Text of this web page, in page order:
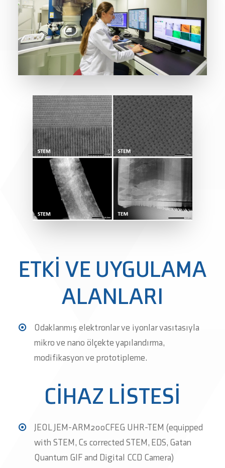
ETKİ VE UYGULAMA
ALANLARI
Odaklanmış elektronlar ve iyonlar vasıtasıyla
mikro ve nano ölçekte yapılandırma,
modifikasyon ve prototipleme.
CİHAZ LİSTESİ
JEOL JEM-ARM200CFEG UHR-TEM (equipped
with STEM, Cs corrected STEM, EDS, Gatan
Quantum GIF and Digital CCD Camera)